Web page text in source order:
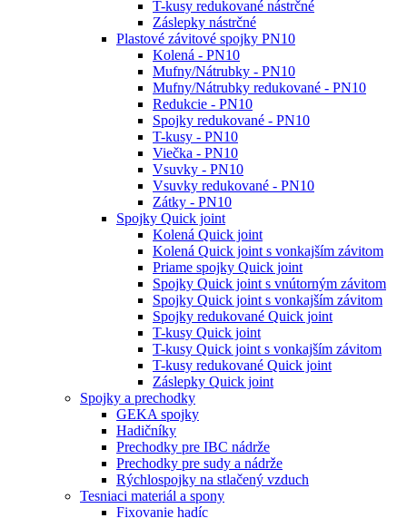
T-kusy redukované nástrčné
Záslepky nástrčné
Plastové závitové spojky PN10
Kolená - PN10
Mufny/Nátrubky - PN10
Mufny/Nátrubky redukované - PN10
Redukcie - PN10
Spojky redukované - PN10
T-kusy - PN10
Viečka - PN10
Vsuvky - PN10
Vsuvky redukované - PN10
Zátky - PN10
Spojky Quick joint
Kolená Quick joint
Kolená Quick joint s vonkajším závitom
Priame spojky Quick joint
Spojky Quick joint s vnútorným závitom
Spojky Quick joint s vonkajším závitom
Spojky redukované Quick joint
T-kusy Quick joint
T-kusy Quick joint s vonkajším závitom
T-kusy redukované Quick joint
Záslepky Quick joint
Spojky a prechodky
GEKA spojky
Hadičníky
Prechodky pre IBC nádrže
Prechodky pre sudy a nádrže
Rýchlospojky na stlačený vzduch
Tesniaci materiál a spony
Fixovanie hadíc